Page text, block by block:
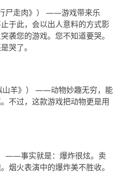
尸走肉》） ——游戏带来乐
于此，会以出人意料的方式影
袭您的游戏。您不知道要哭。
哭了。
羊》） ——动物妙趣无穷，能
不过，这款游戏把动物更是用
——事实就是：爆炸很炫。卖
烟火表演中的爆炸美不胜收。